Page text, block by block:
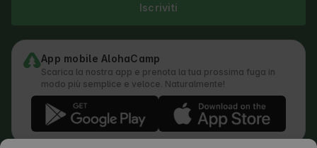
Iscriviti
App mobile AlohaCamp
Scarica la nostra app e prenota la tua prossima fuga in
modo più semplice e veloce. Naturalmente!